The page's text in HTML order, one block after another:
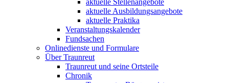
aktuelle Stellenangebote
aktuelle Ausbildungsangebote
aktuelle Praktika
Veranstaltungskalender
Fundsachen
Onlinedienste und Formulare
Über Traunreut
Traunreut und seine Ortsteile
Chronik